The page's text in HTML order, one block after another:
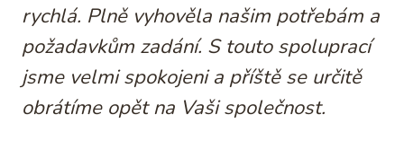
rychlá. Plně vyhověla našim potřebám a
požadavkům zadání. S touto spoluprací
jsme velmi spokojeni a příště se určitě
obrátíme opět na Vaši společnost.